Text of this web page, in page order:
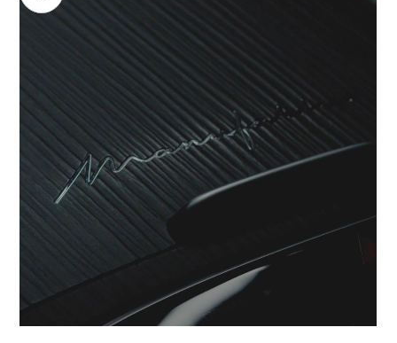
Configurator
Alle Cabrios
CLE Cabrio
Roadster
Maybach SL
Monogram